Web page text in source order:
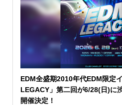
EDM全盛期2010年代EDM限定
LEGACY」第二回が6/28(日)に
開催決定！